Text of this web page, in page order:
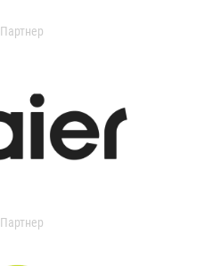
Партнер
Партнер